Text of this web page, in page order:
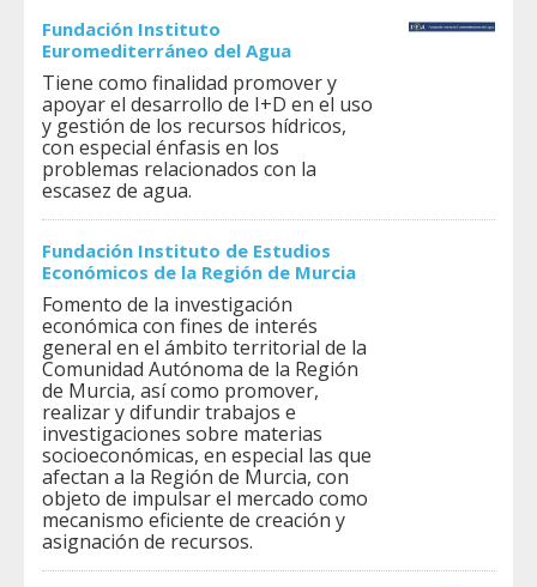
Fundación Instituto
Euromediterráneo del Agua
Tiene como finalidad promover y
apoyar el desarrollo de I+D en el uso
y gestión de los recursos hídricos,
con especial énfasis en los
problemas relacionados con la
escasez de agua.
Fundación Instituto de Estudios
Económicos de la Región de Murcia
Fomento de la investigación
económica con fines de interés
general en el ámbito territorial de la
Comunidad Autónoma de la Región
de Murcia, así como promover,
realizar y difundir trabajos e
investigaciones sobre materias
socioeconómicas, en especial las que
afectan a la Región de Murcia, con
objeto de impulsar el mercado como
mecanismo eficiente de creación y
asignación de recursos.